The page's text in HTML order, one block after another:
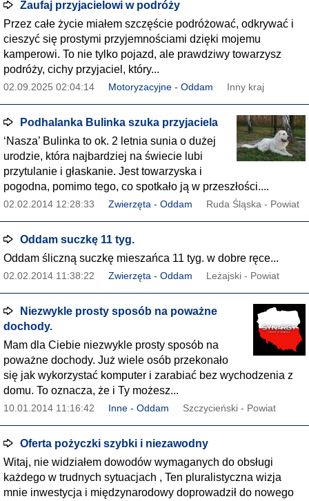
Zaufaj przyjacielowi w podróży
Przez całe życie miałem szczęście podróżować, odkrywać i
cieszyć się prostymi przyjemnościami dzięki mojemu
kamperowi. To nie tylko pojazd, ale prawdziwy towarzysz
podróży, cichy przyjaciel, który...
02.09.2025 02:04:14 Motoryzacyjne - Oddam Inny kraj
Podhalanka Bulinka szuka przyjaciela
‘Nasza’ Bulinka to ok. 2 letnia sunia o dużej
urodzie, która najbardziej na świecie lubi
przytulanie i głaskanie. Jest towarzyska i
pogodna, pomimo tego, co spotkało ją w przeszłości....
02.02.2014 12:28:33 Zwierzęta - Oddam Ruda Śląska - Powiat
Oddam suczkę 11 tyg.
Oddam śliczną suczkę mieszańca 11 tyg. w dobre ręce...
02.02.2014 11:38:22 Zwierzęta - Oddam Leżajski - Powiat
Niezwykle prosty sposób na poważne
dochody.
Mam dla Ciebie niezwykle prosty sposób na
poważne dochody. Już wiele osób przekonało
się jak wykorzystać komputer i zarabiać bez wychodzenia z
domu. To oznacza, że i Ty możesz...
10.01.2014 11:16:42 Inne - Oddam Szczycieński - Powiat
Oferta pożyczki szybki i niezawodny
Witaj, nie widziałem dowodów wymaganych do obsługi
każdego w trudnych sytuacjach , Ten pluralistyczna wizja
mnie inwestycja i międzynarodowy doprowadził do nowego